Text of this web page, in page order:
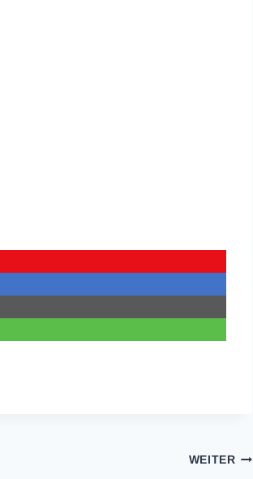
WEITER